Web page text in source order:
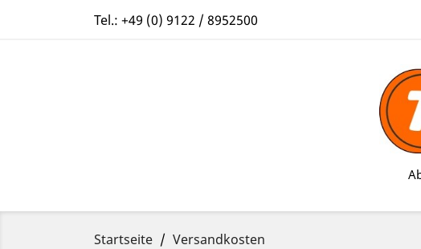
Tel.: +49 (0) 9122 / 8952500
Startseite Versandkosten